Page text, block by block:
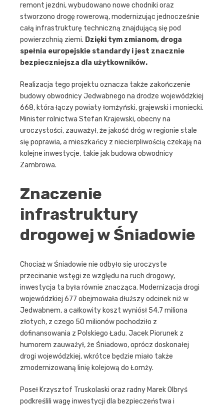
remont jezdni, wybudowano nowe chodniki oraz
stworzono drogę rowerową, modernizując jednocześnie
całą infrastrukturę techniczną znajdującą się pod
powierzchnią ziemi. Dzięki tym zmianom, droga
spełnia europejskie standardy i jest znacznie
bezpieczniejsza dla użytkowników.
Realizacja tego projektu oznacza także zakończenie
budowy obwodnicy Jedwabnego na drodze wojewódzkiej
668, która łączy powiaty łomżyński, grajewski i moniecki.
Minister rolnictwa Stefan Krajewski, obecny na
uroczystości, zauważył, że jakość dróg w regionie stale
się poprawia, a mieszkańcy z niecierpliwością czekają na
kolejne inwestycje, takie jak budowa obwodnicy
Zambrowa.
Znaczenie
infrastruktury
drogowej w Śniadowie
Chociaż w Śniadowie nie odbyło się uroczyste
przecinanie wstęgi ze względu na ruch drogowy,
inwestycja ta była równie znacząca. Modernizacja drogi
wojewódzkiej 677 obejmowała dłuższy odcinek niż w
Jedwabnem, a całkowity koszt wyniósł 54,7 miliona
złotych, z czego 50 milionów pochodziło z
dofinansowania z Polskiego Ładu. Jacek Piorunek z
humorem zauważył, że Śniadowo, oprócz doskonałej
drogi wojewódzkiej, wkrótce będzie miało także
zmodernizowaną linię kolejową do Łomży.
Poseł Krzysztof Truskolaski oraz radny Marek Olbryś
podkreślili wagę inwestycji dla bezpieczeństwa i